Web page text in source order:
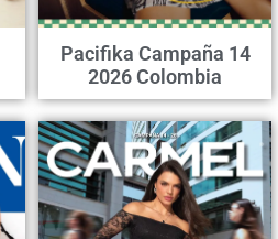
Pacifika Campaña 14
2026 Colombia